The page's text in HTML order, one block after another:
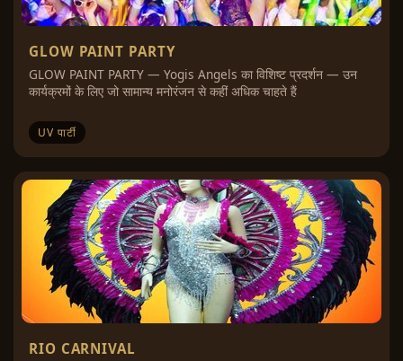
GLOW PAINT PARTY
GLOW PAINT PARTY — Yogis Angels का विशिष्ट प्रदर्शन — उन
कार्यक्रमों के लिए जो सामान्य मनोरंजन से कहीं अधिक चाहते हैं
UV पार्टी
RIO CARNIVAL